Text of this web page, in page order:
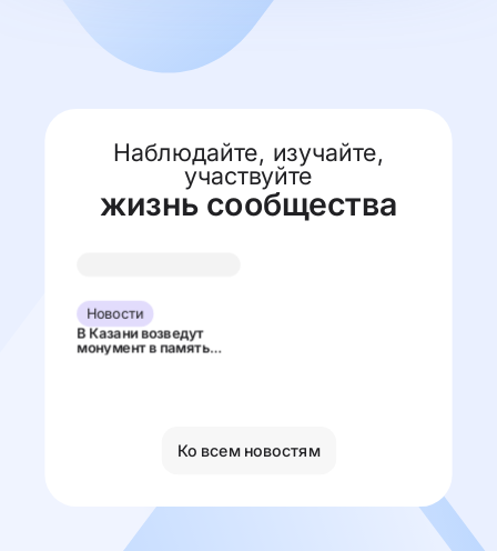
Наблюдайте, изучайте,
участвуйте
жизнь сообщества
Новости
В Казани возведут
монумент в память
евреев, участвовавших
Ко всем новостям